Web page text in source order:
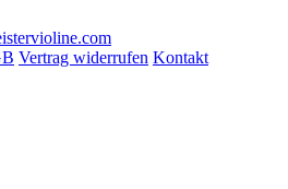
Vertrag widerrufen Kontakt